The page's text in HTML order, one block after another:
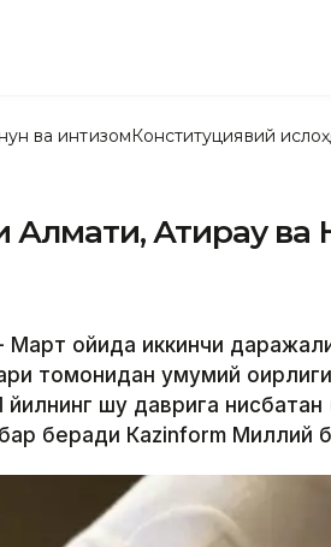
ва интизомКонституциявий
Алмати, Атирау ва
Март ойида иккинчи
томонидан умумий оғирлиги
йилнинг шу даврига
беради Каzinform Миллий